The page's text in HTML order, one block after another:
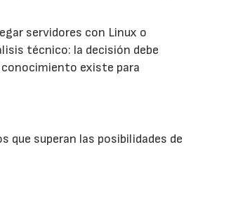
servidores con Linux o
técnico: la decisión debe
existe para
que superan las posibilidades de